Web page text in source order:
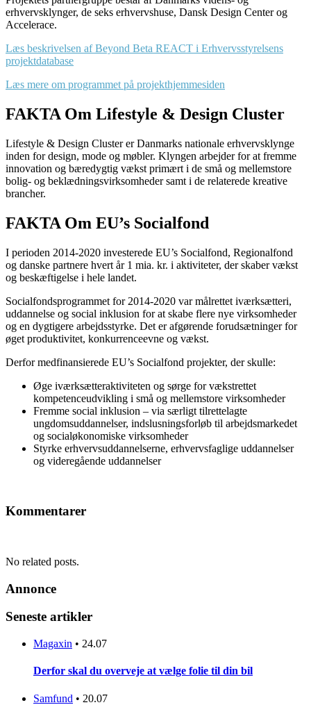
erhvervsklynger, de seks erhvervshuse, Dansk Design Center og
Accelerace.
Læs beskrivelsen af Beyond Beta REACT i Erhvervsstyrelsens
projektdatabase
Læs mere om programmet på projekthjemmesiden
FAKTA Om Lifestyle & Design Cluster
Lifestyle & Design Cluster er Danmarks nationale erhvervsklynge
inden for design, mode og møbler. Klyngen arbejder for at fremme
innovation og bæredygtig vækst primært i de små og mellemstore
bolig- og beklædningsvirksomheder samt i de relaterede kreative
brancher.
FAKTA Om EU’s Socialfond
I perioden 2014-2020 investerede EU’s Socialfond, Regionalfond
og danske partnere hvert år 1 mia. kr. i aktiviteter, der skaber vækst
og beskæftigelse i hele landet.
Socialfondsprogrammet for 2014-2020 var målrettet iværksætteri,
uddannelse og social inklusion for at skabe flere nye virksomheder
og en dygtigere arbejdsstyrke. Det er afgørende forudsætninger for
øget produktivitet, konkurrenceevne og vækst.
Derfor medfinansierede EU’s Socialfond projekter, der skulle:
Øge iværksætteraktiviteten og sørge for vækstrettet
kompetenceudvikling i små og mellemstore virksomheder
Fremme social inklusion – via særligt tilrettelagte
ungdomsuddannelser, indslusningsforløb til arbejdsmarkedet
og socialøkonomiske virksomheder
Styrke erhvervsuddannelserne, erhvervsfaglige uddannelser
og videregående uddannelser
Kommentarer
No related posts.
Annonce
Seneste artikler
Magaxin • 24.07
Derfor skal du overveje at vælge folie til din bil
Samfund • 20.07